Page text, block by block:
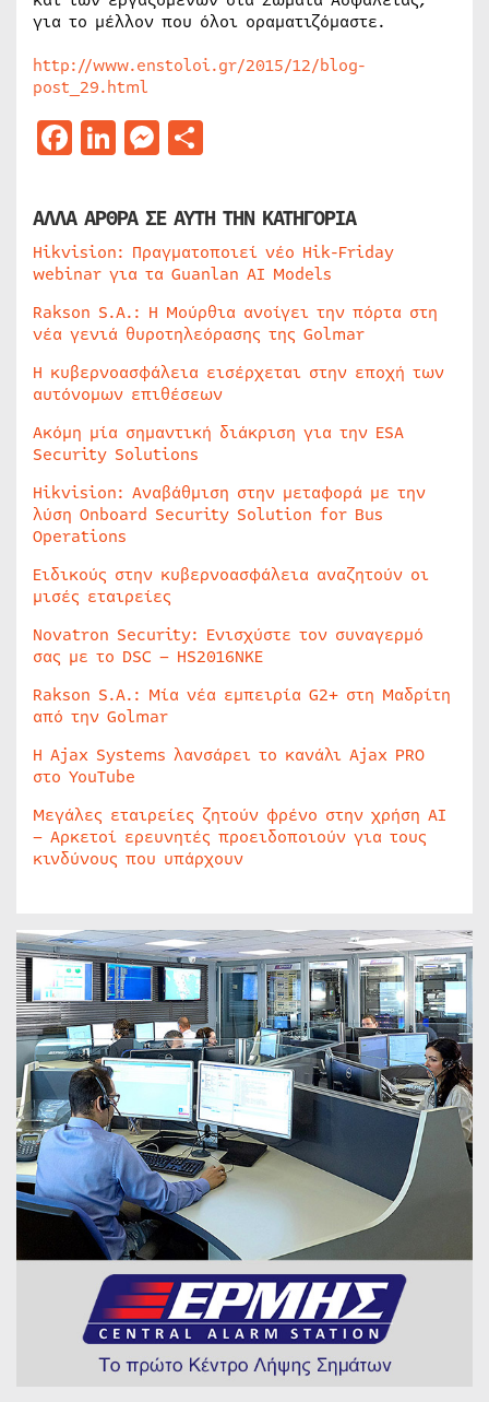
για το μέλλον που όλοι οραματιζόμαστε.
http://www.enstoloi.gr/2015/12/blog-
post_29.html
Facebook
LinkedIn
Messenger
ΑΛΛΑ ΑΡΘΡΑ ΣΕ ΑΥΤΗ ΤΗΝ ΚΑΤΗΓΟΡΙΑ
Hikvision: Πραγματοποιεί νέο Hik-Friday
webinar για τα Guanlan AI Models
Rakson S.A.: Η Μούρθια ανοίγει την πόρτα στη
νέα γενιά θυροτηλεόρασης της Golmar
Η κυβερνοασφάλεια εισέρχεται στην εποχή των
αυτόνομων επιθέσεων
Ακόμη μία σημαντική διάκριση για την ESA
Security Solutions
Hikvision: Αναβάθμιση στην μεταφορά με την
λύση Onboard Security Solution for Bus
Operations
Ειδικούς στην κυβερνοασφάλεια αναζητούν οι
μισές εταιρείες
Novatron Security: Ενισχύστε τον συναγερμό
σας με το DSC – HS2016NKE
Rakson S.A.: Μία νέα εμπειρία G2+ στη Μαδρίτη
από την Golmar
Η Ajax Systems λανσάρει το κανάλι Ajax PRO
στο YouTube
Μεγάλες εταιρείες ζητούν φρένο στην χρήση AI
– Αρκετοί ερευνητές προειδοποιούν για τους
κινδύνους που υπάρχουν